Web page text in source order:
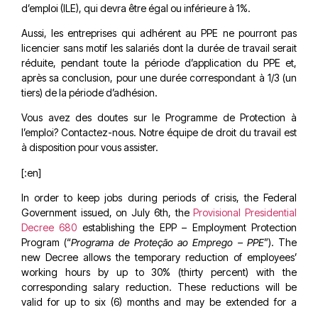
d’emploi (ILE), qui devra être égal ou inférieure à 1%.
Aussi, les entreprises qui adhérent au PPE ne pourront pas
licencier sans motif les salariés dont la durée de travail serait
réduite, pendant toute la période d’application du PPE et,
après sa conclusion, pour une durée correspondant à 1/3 (un
tiers) de la période d’adhésion.
Vous avez des doutes sur le Programme de Protection à
l’emploi? Contactez-nous. Notre équipe de droit du travail est
à disposition pour vous assister.
[:en]
In order to keep jobs during periods of crisis, the Federal
Government issued, on July 6th, theProvisional Presidential
Decree 680 establishing the EPP – Employment Protection
Program (“Programa de Proteção ao Emprego – PPE”). The
new Decree allows the temporary reduction of employees’
working hours by up to 30% (thirty percent) with the
corresponding salary reduction. These reductions will be
valid for up to six (6) months and may be extended for a